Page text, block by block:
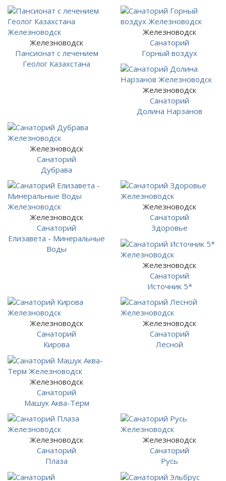
Железноводск
Пансионат с лечением
Геолог Казахстана
Железноводск
Санаторий
Горный воздух
Железноводск
Санаторий
Долина Нарзанов
Железноводск
Санаторий
Дубрава
Железноводск
Санаторий
Елизавета - Минеральные
Воды
Железноводск
Санаторий
Здоровье
Железноводск
Санаторий
Источник 5*
Железноводск
Санаторий
Кирова
Железноводск
Санаторий
Лесной
Железноводск
Санаторий
Машук Аква-Терм
Железноводск
Санаторий
Плаза
Железноводск
Санаторий
Русь